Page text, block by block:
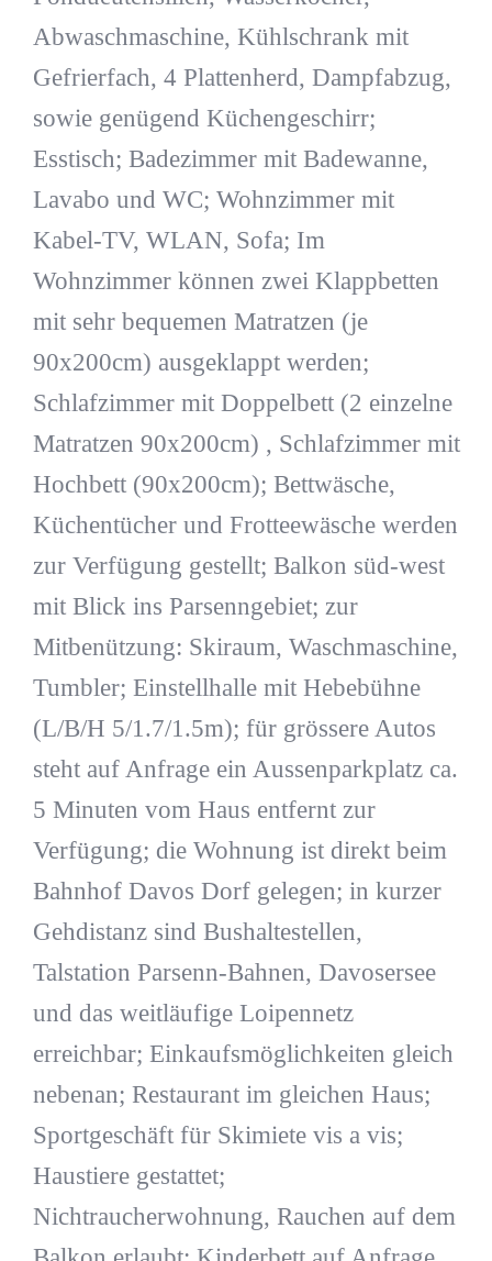
Abwaschmaschine, Kühlschrank mit
Gefrierfach, 4 Plattenherd, Dampfabzug,
sowie genügend Küchengeschirr;
Esstisch; Badezimmer mit Badewanne,
Lavabo und WC; Wohnzimmer mit
Kabel-TV, WLAN, Sofa; Im
Wohnzimmer können zwei Klappbetten
mit sehr bequemen Matratzen (je
90x200cm) ausgeklappt werden;
Schlafzimmer mit Doppelbett (2 einzelne
Matratzen 90x200cm) , Schlafzimmer mit
Hochbett (90x200cm); Bettwäsche,
Küchentücher und Frotteewäsche werden
zur Verfügung gestellt; Balkon süd-west
mit Blick ins Parsenngebiet; zur
Mitbenützung: Skiraum, Waschmaschine,
Tumbler; Einstellhalle mit Hebebühne
(L/B/H 5/1.7/1.5m); für grössere Autos
steht auf Anfrage ein Aussenparkplatz ca.
5 Minuten vom Haus entfernt zur
Verfügung; die Wohnung ist direkt beim
Bahnhof Davos Dorf gelegen; in kurzer
Gehdistanz sind Bushaltestellen,
Talstation Parsenn-Bahnen, Davosersee
und das weitläufige Loipennetz
erreichbar; Einkaufsmöglichkeiten gleich
nebenan; Restaurant im gleichen Haus;
Sportgeschäft für Skimiete vis a vis;
Haustiere gestattet;
Nichtraucherwohnung, Rauchen auf dem